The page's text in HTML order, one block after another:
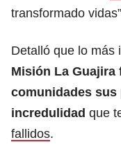
transformado
Detalló que lo más
Misión La Guajira
comunidades sus
incredulidad que
fallidos.